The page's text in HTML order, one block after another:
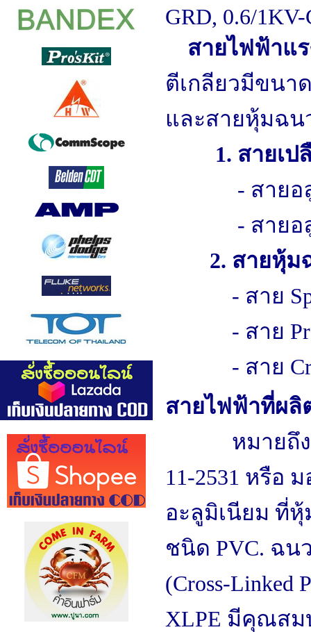
GRD, 0.6/
สายไฟฟ้าแ
ตีเกลียวมีขนา
และสายหุ้มฉน
1. สายเป
- สายอ
- สายอ
2. สายหุ้ม
- สาย
- สาย
- สาย
สายไฟฟ้าที่ผลิ
หมายถึง ส
11-2531 หรือ ม
อะลูมิเนียม ที่
ชนิด PVC. ฉน
(Cross-Linked
XLPE มีคุณส